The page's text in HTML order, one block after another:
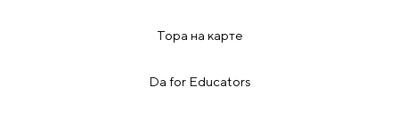
Тора на карте
Da for Educators